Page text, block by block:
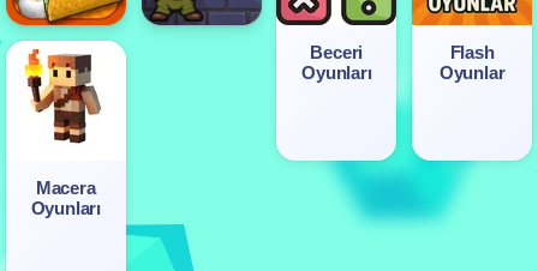
Beceri
Oyunları
Flash
Oyunlar
Macera
Oyunları